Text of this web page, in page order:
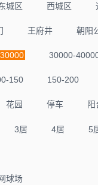
城区 西城区
王府井 朝阳
30000-
150 150-200
花园 停车 阳
3居 4居 5
球场